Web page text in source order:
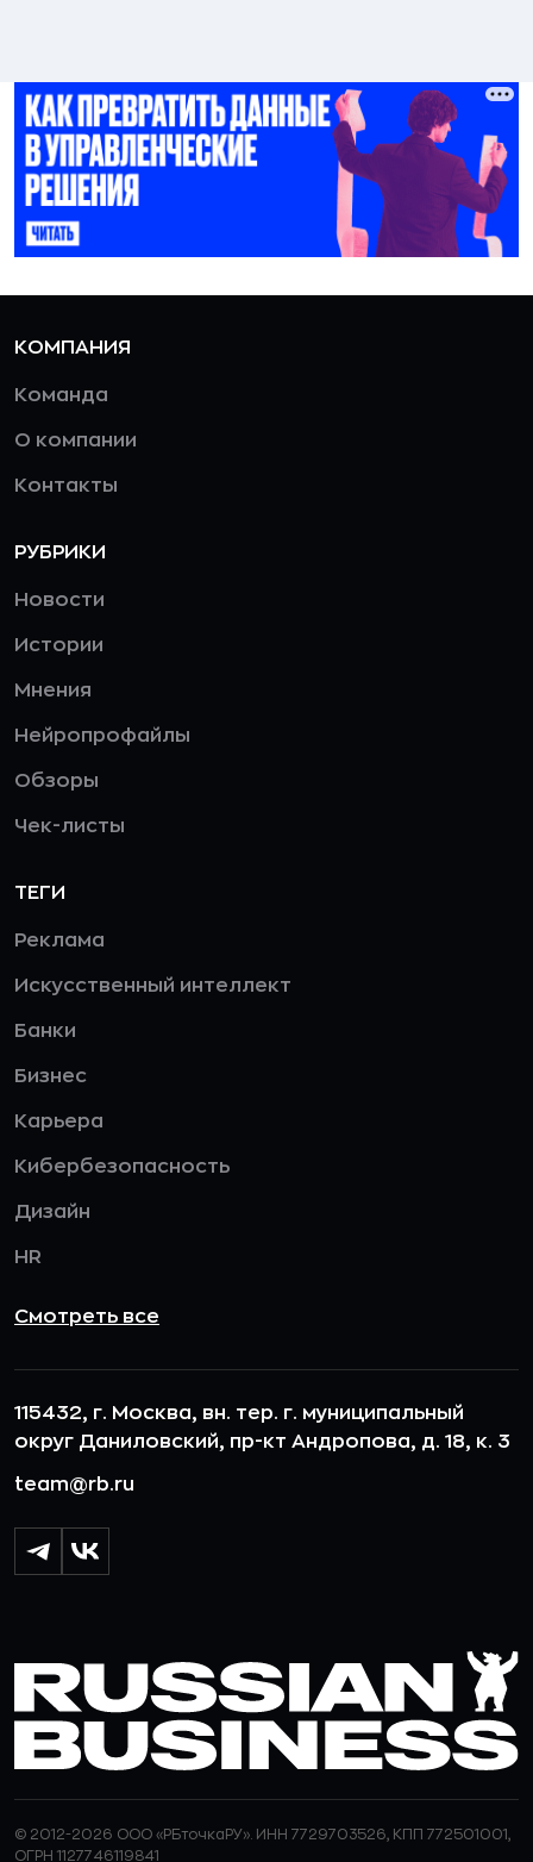
КОМПАНИЯ
Команда
О компании
Контакты
РУБРИКИ
Новости
Истории
Мнения
Нейропрофайлы
Обзоры
Чек-листы
ТЕГИ
Реклама
Искусственный интеллект
Банки
Бизнес
Карьера
Кибербезопасность
Дизайн
HR
Смотреть все
115432, г. Москва, вн. тер. г. муниципальный
округ Даниловский, пр-кт Андропова, д. 18, к. 3
team@rb.ru
© 2012-2026 ООО «РБточкаРУ». ИНН 7729703526, КПП 772501001,
ОГРН 1127746119841